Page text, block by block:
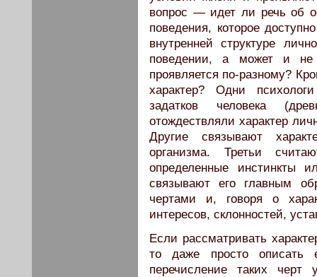
вопрос — идет ли речь об
поведения, которое
внутренней структуре
поведении, а может и не
проявляется по-разному?
характер? Одни
задатков человека
отождествляли характер
Другие связывают
организма. Третьи
определенные инстинкты
связывают его главным
чертами и, говоря о
интересов, склонностей,
Если рассматривать
то даже просто описать
перечисление таких черт